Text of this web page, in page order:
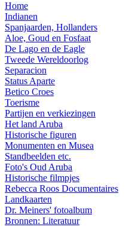
Home
Indianen
Spanjaarden, Hollanders
Aloe, Goud en Fosfaat
De Lago en de Eagle
Tweede Wereldoorlog
Separacion
Status Aparte
Betico Croes
Toerisme
Partijen en verkiezingen
Het land Aruba
Historische figuren
Monumenten en Musea
Standbeelden etc.
Foto's Oud Aruba
Historische filmpjes
Rebecca Roos Documentaires
Landkaarten
Dr. Meiners' fotoalbum
Bronnen: Literatuur